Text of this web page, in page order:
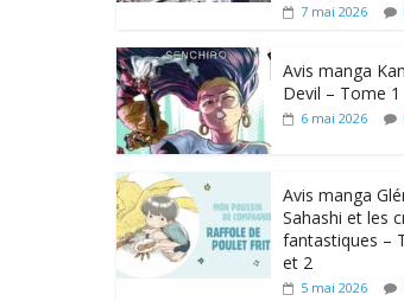
7 mai 2026
Avis manga
Devil – Tome 1
6 mai 2026
Avis manga
Sahashi et les
fantastiques –
et 2
5 mai 2026